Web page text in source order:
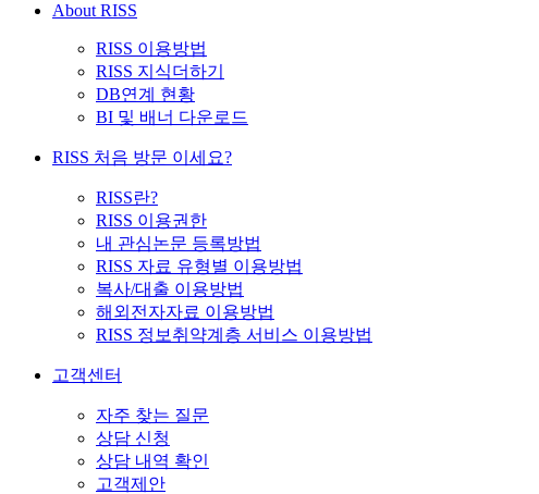
About RISS
RISS 이용방법
RISS 지식더하기
DB연계 현황
BI 및 배너 다운로드
RISS 처음 방문 이세요?
RISS란?
RISS 이용권한
내 관심논문 등록방법
RISS 자료 유형별 이용방법
복사/대출 이용방법
해외전자자료 이용방법
RISS 정보취약계층 서비스 이용방법
고객센터
자주 찾는 질문
상담 신청
상담 내역 확인
고객제안